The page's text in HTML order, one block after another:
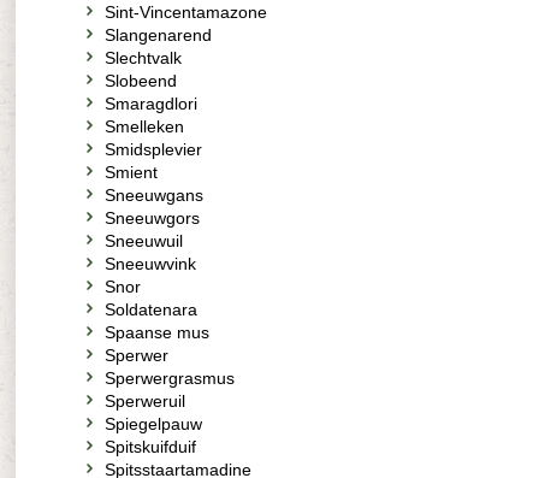
Sint-Vincentamazone
Slangenarend
Slechtvalk
Slobeend
Smaragdlori
Smelleken
Smidsplevier
Smient
Sneeuwgans
Sneeuwgors
Sneeuwuil
Sneeuwvink
Snor
Soldatenara
Spaanse mus
Sperwer
Sperwergrasmus
Sperweruil
Spiegelpauw
Spitskuifduif
Spitsstaartamadine